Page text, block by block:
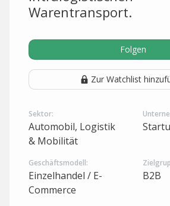
Warentransport.
Folgen
Zur Watchlist
Sektor:
Automobil, Logistik
& Mobilität
Geschäftsmodell:
Einzelhandel / E-
Commerce
B2B